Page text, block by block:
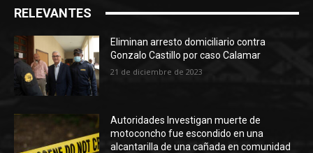
RELEVANTES
Eliminan arresto domiciliario contra
Gonzalo Castillo por caso Calamar
21 de diciembre de 2023
Autoridades Investigan muerte de
motoconcho fue escondido en una
alcantarilla de una cañada en comunidad